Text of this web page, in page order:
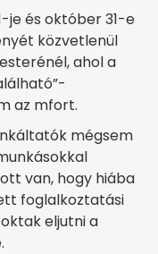
je és október 31-e
közvetlenül
ahol a
az mfort.
mégsem
van, hogy hiába
foglalkoztatási
eljutni a